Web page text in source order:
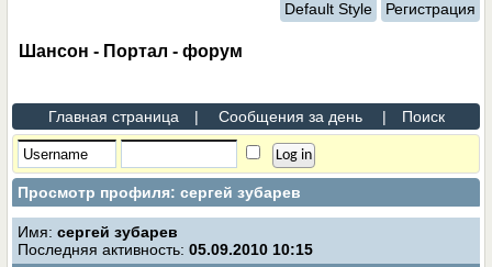
Default Style Регистрация
Шансон - Портал - форум
Главная страница | Сообщения за день | Поиск
Просмотр профиля: сергей зубарев
Имя:сергей зубарев
Последняя активность: 05.09.2010 10:15